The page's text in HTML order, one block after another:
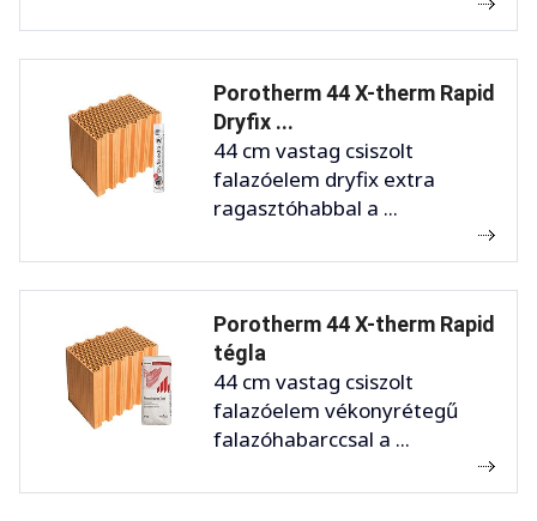
Porotherm 44 X-therm Rapid
Dryfix ...
44 cm vastag csiszolt
falazóelem dryfix extra
ragasztóhabbal a ...
Porotherm 44 X-therm Rapid
tégla
44 cm vastag csiszolt
falazóelem vékonyrétegű
falazóhabarccsal a ...